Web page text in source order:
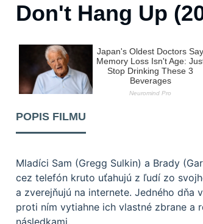
Don't Hang Up
POPIS FILMU
Mladíci Sam (Gregg Sulkin) a Brady
cez telefón kruto uťahujú z ľudí zo
a zverejňujú na internete. Jedného dňa
proti ním vytiahne ich vlastné zbrane a
následkami.